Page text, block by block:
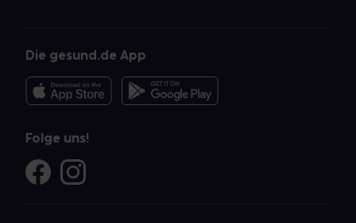
Die gesund.de App
Folge uns!